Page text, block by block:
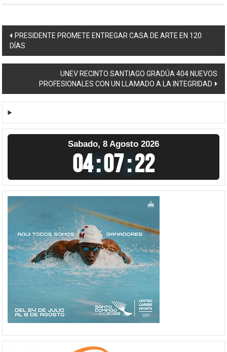
Navegación
de
PRESIDENTE PROMETE ENTREGAR CASA DE ARTE EN 120
DÍAS
UNEV RECINTO SANTIAGO GRADÚA 404 NUEVOS
PROFESIONALES CON UN LLAMADO A LA INTEGRIDAD
Sabado, 8 Agosto 2026
04:07:23